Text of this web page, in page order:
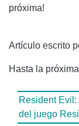
próxima!
Artículo escrito
Hasta la próxima
Resident
del juego